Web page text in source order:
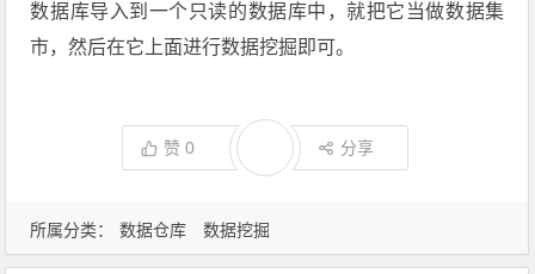
数据库导入到一个只读的数据库中，就把它当做数据集
市，然后在它上面进行数据挖掘即可。
赞0 分享
所属分类： 数据仓库 数据挖掘